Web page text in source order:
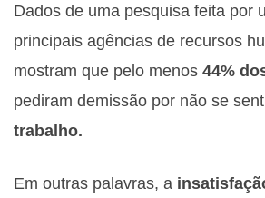
Dados de uma pesquisa feita por
principais agências de recursos
mostram que pelo menos 44%
pediram demissão por não se
trabalho.
Em outras palavras, a